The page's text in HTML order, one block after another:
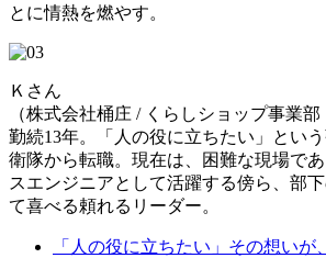
とに情熱を燃やす。
Ｋさん
（株式会社桶庄 / くらしショップ事業
勤続13年。「人の役に立ちたい」とい
衛隊から転職。現在は、困難な現場で
スエンジニアとして活躍する傍ら、部
て喜べる頼れるリーダー。
「人の役に立ちたい」その想いが